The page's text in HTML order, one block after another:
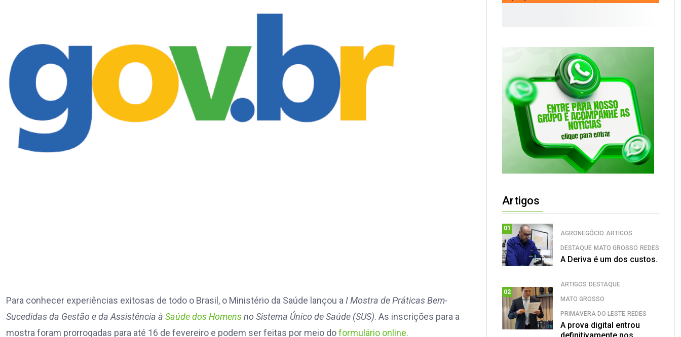
Para conhecer experiências exitosas de todo o Brasil, o Ministério da Saúde lançou a I Mostra de Práticas Bem-
Sucedidas da Gestão e da Assistência à Saúde dos Homensno Sistema Único de Saúde (SUS). As inscrições para a
mostra foram prorrogadas para até 16 de fevereiro e podem ser feitas por meio doformulário online.
Artigos
01
AGRONEGÓCIO ARTIGOS
DESTAQUE MATO GROSSO REDES
A Deriva é um dos custos.
02
ARTIGOS DESTAQUE
MATO GROSSO
PRIMAVERA DO LESTE REDES
A prova digital entrou
definitivamente nos.